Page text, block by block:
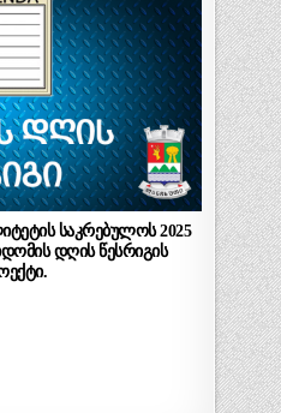
საკრებულოს 2025
დღის წესრიგის